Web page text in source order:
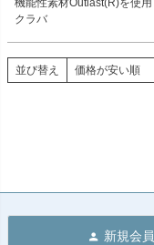
機能性素材Outlast(R)を使用
クラバ
並び替え 価格が安い順
新規会